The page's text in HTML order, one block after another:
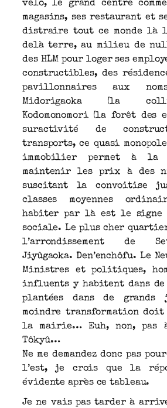
vélo, le grand centre
magasins, ses restaurant et
distraire tout ce monde là
delà terre, au milieu de
des HLM pour loger ses
constructibles, des
pavillonnaires aux
Midorigaoka (la
Kodomonomori (la forêt des
suractivité de
transports, ce quasi
immobilier permet à la
maintenir les prix à des
suscitant la convoitise
classes moyennes
habiter par là est le signe
sociale. Le plus cher
l’arrondissement de
Jiyûgaoka. Den’enchôfu. Le
Ministres et politiques,
influents y habitent dans de
plantées dans de
moindre transformation doit
la mairie… Euh, non, pas
Tôkyû…
Ne me demandez donc pas
l’est, je crois que la
évidente après ce tableau.
Je ne vais pas tarder à